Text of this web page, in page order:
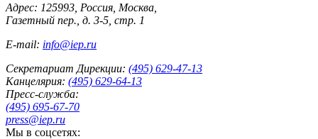
Адрес: 125993, Россия, Москва,
Газетный пер., д. 3-5, стр. 1
E-mail: info@iep.ru
Секретариат Дирекции: (495) 629-47-13
Канцелярия: (495) 629-64-13
Пресс-служба:
(495) 695-67-70
press@iep.ru
Мы в соцсетях: